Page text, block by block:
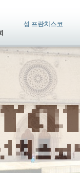
성 프란치스코